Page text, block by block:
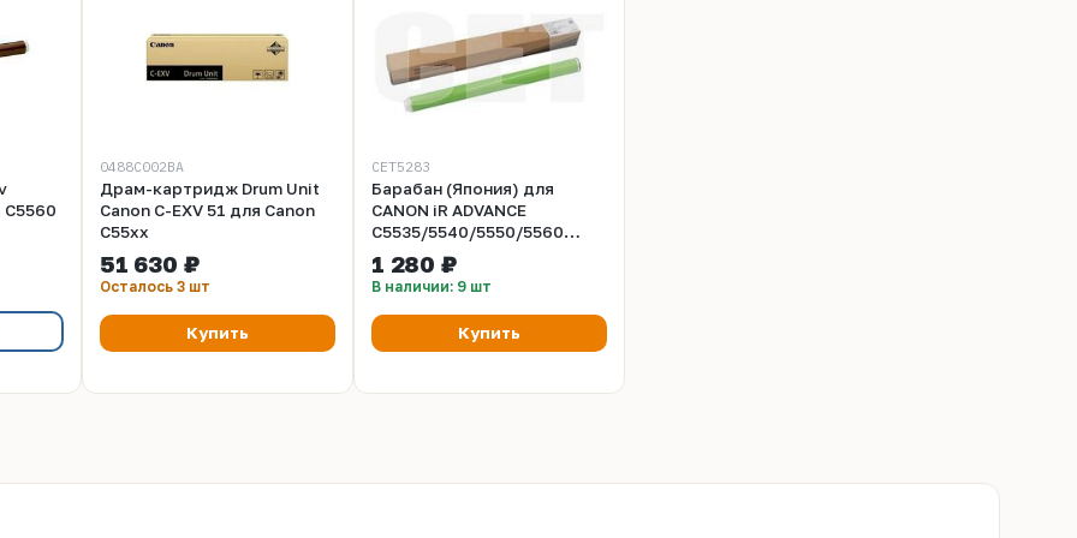
C5560
0488C002BA
Драм-картридж Drum Unit
Canon C-EXV 51 для Canon
C55xx
51 630 ₽
Осталось 3 шт
Купить
CET5283
Барабан (Япония) для
CANON iR ADVANCE
C5535/5540/5550/5560
(CET), 200000 стр.,
CET5283
1 280 ₽
В наличии: 9 шт
Купить